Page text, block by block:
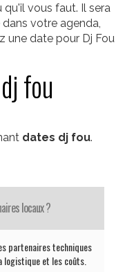
qu'il vous faut. Il sera
votre agenda,
une date pour Dj Fou
fou
dates dj fou.
locaux ?
partenaires techniques
et les coûts.